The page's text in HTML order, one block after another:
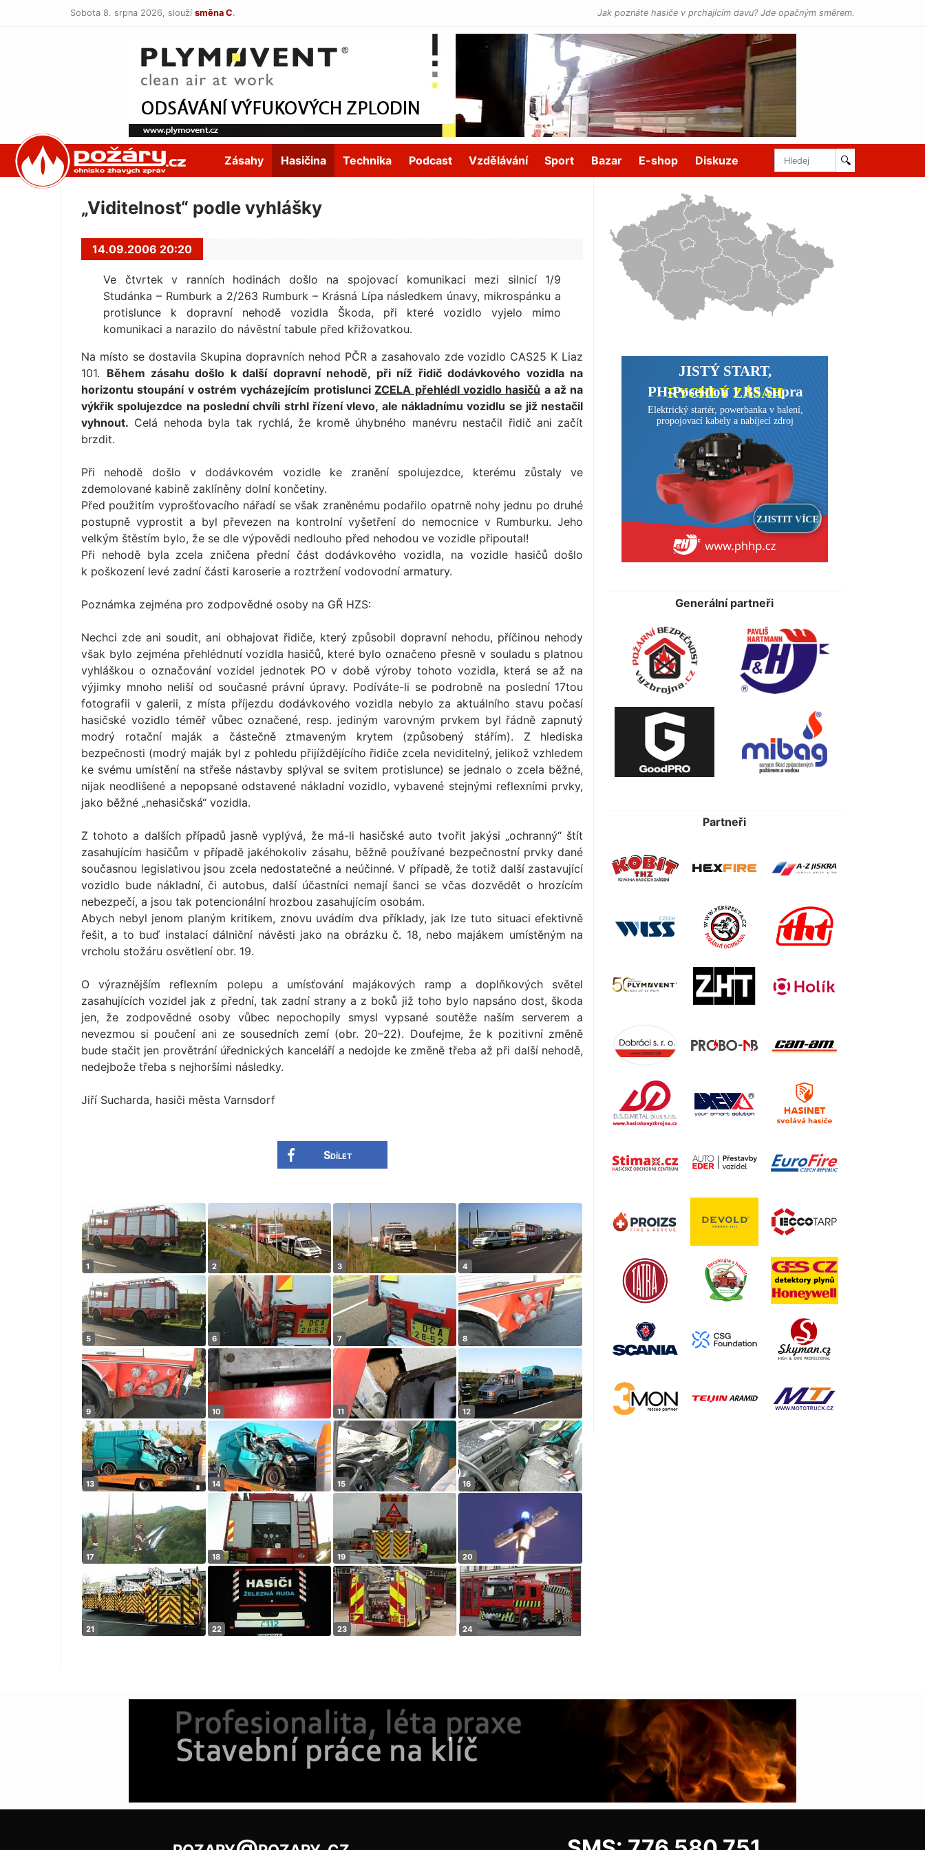
Sobota 8. srpna 2026, slouží směna C. Jak poznáte hasiče v prchajícím davu? Jde opačným směrem.
POŽÁRY.cz Zásahy Hasičina Technika Podcast Vzdělávání Sport Bazar E-shop Diskuze 🔍
„Viditelnost“ podle vyhlášky
14.09.2006 20:20
Ve čtvrtek v ranních hodinách došlo na spojovací komunikaci mezi silnicí 1/9
Studánka – Rumburk a 2/263 Rumburk – Krásná Lípa následkem únavy, mikrospánku a
protislunce k dopravní nehodě vozidla Škoda, při které vozidlo vyjelo mimo
komunikaci a narazilo do návěstní tabule před křižovatkou.
Na místo se dostavila Skupina dopravních nehod PČR a zasahovalo zde vozidlo CAS25 K Liaz
101. Během zásahu došlo k další dopravní nehodě, při níž řidič dodávkového vozidla na
horizontu stoupání v ostrém vycházejícím protislunciZCELA přehlédl vozidlo hasičů a až na
výkřik spolujezdce na poslední chvíli strhl řízení vlevo, ale nákladnímu vozidlu se již nestačil
vyhnout. Celá nehoda byla tak rychlá, že kromě úhybného manévru nestačil řidič ani začít
brzdit.
Při nehodě došlo v dodávkovém vozidle ke zranění spolujezdce, kterému zůstaly ve
zdemolované kabině zaklíněny dolní končetiny.
Před použitím vyprošťovacího nářadí se však zraněnému podařilo opatrně nohy jednu po druhé
postupně vyprostit a byl převezen na kontrolní vyšetření do nemocnice v Rumburku. Jeho
velkým štěstím bylo, že se dle výpovědi nedlouho před nehodou ve vozidle připoutal!
Při nehodě byla zcela zničena přední část dodávkového vozidla, na vozidle hasičů došlo
k poškození levé zadní části karoserie a roztržení vodovodní armatury.
Poznámka zejména pro zodpovědné osoby na GŘ HZS:
Nechci zde ani soudit, ani obhajovat řidiče, který způsobil dopravní nehodu, příčinou nehody
však bylo zejména přehlédnutí vozidla hasičů, které bylo označeno přesně v souladu s platnou
vyhláškou o označování vozidel jednotek PO v době výroby tohoto vozidla, která se až na
výjimky mnoho neliší od současné právní úpravy. Podíváte-li se podrobně na poslední 17tou
fotografii v galerii, z místa příjezdu dodávkového vozidla nebylo za aktuálního stavu počasí
hasičské vozidlo téměř vůbec označené, resp. jediným varovným prvkem byl řádně zapnutý
modrý rotační maják a částečně ztmaveným krytem (způsobený stářím). Z hlediska
bezpečnosti (modrý maják byl z pohledu přijíždějícího řidiče zcela neviditelný, jelikož vzhledem
ke svému umístění na střeše nástavby splýval se svitem protislunce) se jednalo o zcela běžné,
nijak neodlišené a nepopsané odstavené nákladní vozidlo, vybavené stejnými reflexními prvky,
jako běžné „nehasičská“ vozidla.
Z tohoto a dalších případů jasně vyplývá, že má-li hasičské auto tvořit jakýsi „ochranný“ štít
zasahujícím hasičům v případě jakéhokoliv zásahu, běžně používané bezpečnostní prvky dané
současnou legislativou jsou zcela nedostatečné a neúčinné. V případě, že totiž další zastavující
vozidlo bude nákladní, či autobus, další účastníci nemají šanci se včas dozvědět o hrozícím
nebezpečí, a jsou tak potencionální hrozbou zasahujícím osobám.
Abych nebyl jenom planým kritikem, znovu uvádím dva příklady, jak lze tuto situaci efektivně
řešit, a to buď instalací dálniční návěsti jako na obrázku č. 18, nebo majákem umístěným na
vrcholu stožáru osvětlení obr. 19.
O výraznějším reflexním polepu a umísťování majákových ramp a doplňkových světel
zasahujících vozidel jak z přední, tak zadní strany a z boků již toho bylo napsáno dost, škoda
jen, že zodpovědné osoby vůbec nepochopily smysl vypsané soutěže naším serverem a
nevezmou si poučení ani ze sousedních zemí (obr. 20–22). Doufejme, že k pozitivní změně
bude stačit jen provětrání úřednických kanceláří a nedojde ke změně třeba až při další nehodě,
nedejbože třeba s nejhoršími následky.
Jiří Sucharda, hasiči města Varnsdorf
Sdílet
Generální partneři
Partneři